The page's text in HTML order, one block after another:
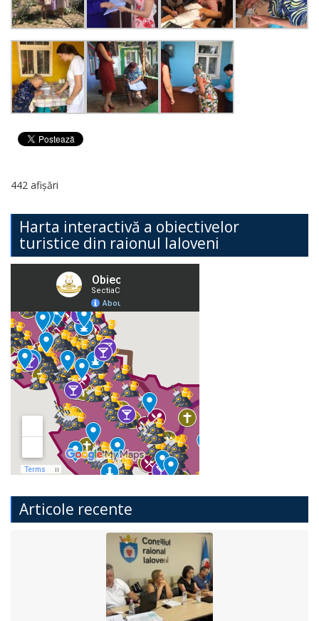
442 afișări
Harta interactivă a obiectivelor
turistice din raionul Ialoveni
Articole recente